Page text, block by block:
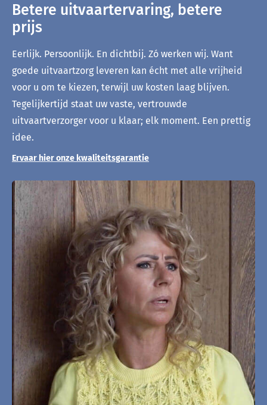
Betere uitvaartervaring, betere
prijs
Eerlijk. Persoonlijk. En dichtbij. Zó werken wij. Want
goede uitvaartzorg leveren kan écht met alle vrijheid
voor u om te kiezen, terwijl uw kosten laag blijven.
Tegelijkertijd staat uw vaste, vertrouwde
uitvaartverzorger voor u klaar; elk moment. Een prettig
idee.
Ervaar hier onze kwaliteitsgarantie